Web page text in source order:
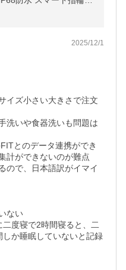
磁気充電 iPhone/Andr
2025/12/1
イズ小さい大きさで注文
洗いや食器洗いも問題は
とのデータ連携ができ
計ができないのが難点
ので、日本語訳がイマイ
ない
度寝で2時間寝ると、二
か睡眠していないと記録